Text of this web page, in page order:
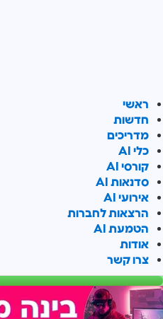
ראשי
חדשות
מדריכים
כלי AI
קורסי AI
סדנאות AI
אירועי AI
הרצאות לחברות
הטמעת AI
אודות
צרו קשר